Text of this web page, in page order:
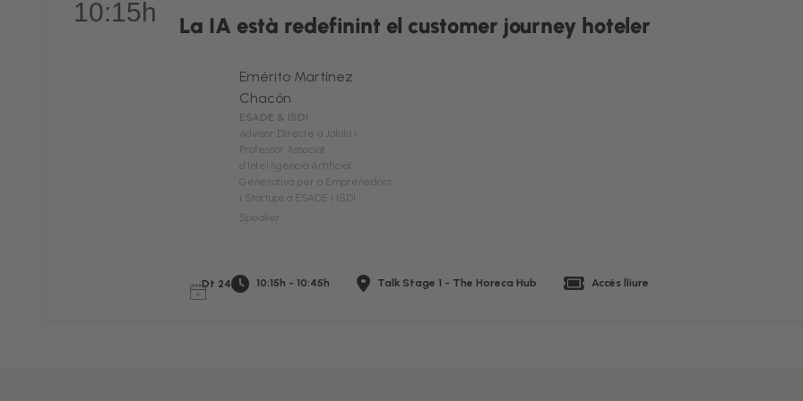
10:15h La IA està redefinint el customer journey hoteler
Emérito Martínez
Chacón
ESADE & ISDI
Advisor Directe a Jalala i
Professor Associat
d’Intel·ligència Artificial
Generativa per a Emprenedors
i Startups a ESADE i ISDI
Speaker
Dt 24 10:15h - 10:45h Talk Stage 1 - The Horeca Hub Accés lliure